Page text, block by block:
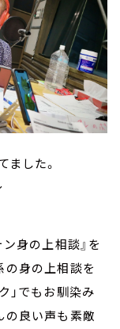
ました。
身の上相談』を
の身の上相談を
」でもお馴染み
の良い声も素敵